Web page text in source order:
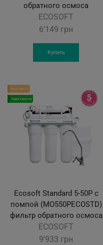
обратного осмоса
ECOSOFT
6'149 грн
Купить
Ecosoft Standard 5-50P с
помпой (MO550PECOSTD)
фильтр обратного осмоса
ECOSOFT
9'933 грн